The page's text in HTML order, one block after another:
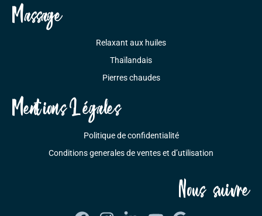
Massage
Relaxant aux huiles
Thaïlandais
Pierres chaudes
Mentions Légales
Politique de confidentialité
Conditions generales de ventes et d’utilisation
Nous suivre